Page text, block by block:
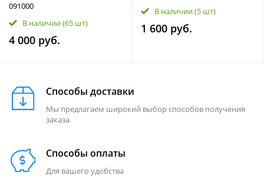
091000
В наличии(65 шт)
4 000 руб.
В наличии(5 шт)
1 600 руб.
Способы доставки
Мы предлагаем широкий выбор способов получения
заказа
Способы оплаты
Для вашего удобства